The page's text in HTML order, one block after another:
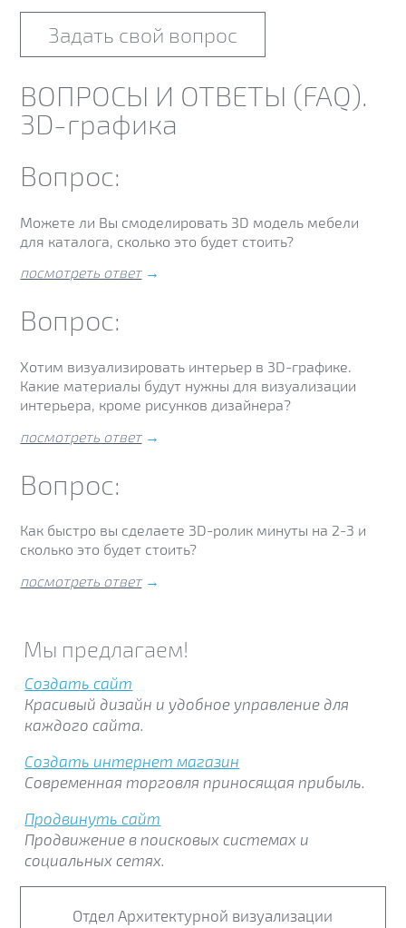
ВОПРОСЫ И ОТВЕТЫ (FAQ).
3D-графика
Вопрос:
Можете ли Вы смоделировать ЗD модель мебели
для каталога, сколько это будет стоить?
посмотреть ответ→
Вопрос:
Хотим визуализировать интерьер в 3D-графике.
Какие материалы будут нужны для визуализации
интерьера, кроме рисунков дизайнера?
посмотреть ответ→
Вопрос:
Как быстро вы сделаете 3D-ролик минуты на 2-3 и
сколько это будет стоить?
посмотреть ответ→
Мы предлагаем!
Создать сайт
Красивый дизайн и удобное управление для
каждого сайта.
Создать интернет магазин
Современная торговля приносящая прибыль.
Продвинуть сайт
Продвижение в поисковых системах и
социальных сетях.
Отдел Архитектурной визуализации